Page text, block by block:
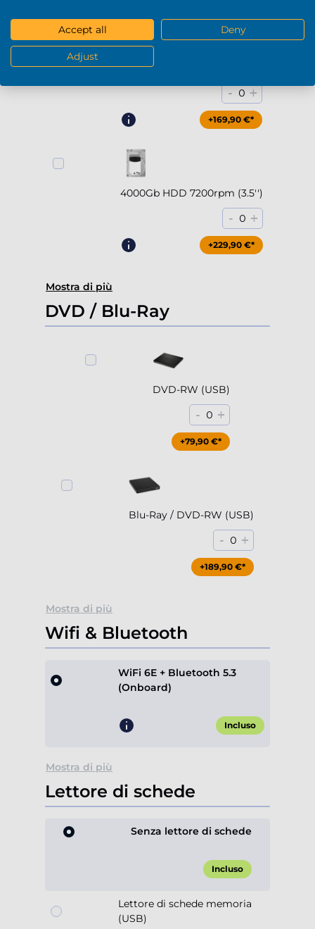
2000Gb HDD 7200rpm (3.5'')
- 0 +
+169,90 €*
4000Gb HDD 7200rpm (3.5'')
- 0 +
+229,90 €*
Mostra di più
DVD / Blu-Ray
DVD-RW (USB)
- 0 +
+79,90 €*
Blu-Ray / DVD-RW (USB)
- 0 +
+189,90 €*
Mostra di più
Wifi & Bluetooth
WiFi 6E + Bluetooth 5.3
(Onboard)
Incluso
Mostra di più
Lettore di schede
Senza lettore di schede
Incluso
Lettore di schede memoria
(USB)
Accept all Deny
Adjust